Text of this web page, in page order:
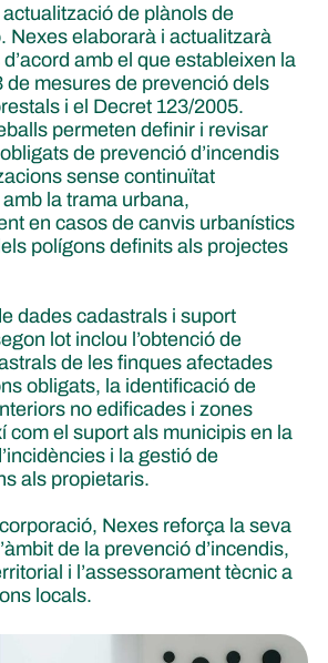
de plànols de
Nexes elaborarà i actualitzarà
amb el que estableixen la
de mesures de prevenció dels
i el Decret 123/2005.
permeten definir i revisar
de prevenció d’incendis
sense continuïtat
la trama urbana,
en casos de canvis urbanístics
polígons definits als projectes
dades cadastrals i suport
lot inclou l’obtenció de
de les finques afectades
obligats, la identificació de
no edificades i zones
com el suport als municipis en la
i la gestió de
als propietaris.
Nexes reforça la seva
de la prevenció d’incendis,
i l’assessorament tècnic a
locals.